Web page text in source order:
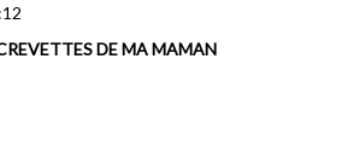
DE MA MAMAN